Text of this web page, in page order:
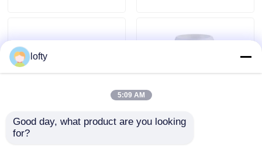
연락주세요
경우
28/410 얼굴 및 신체 관
lofty
5:09 AM
Good day, what product are you looking
for?